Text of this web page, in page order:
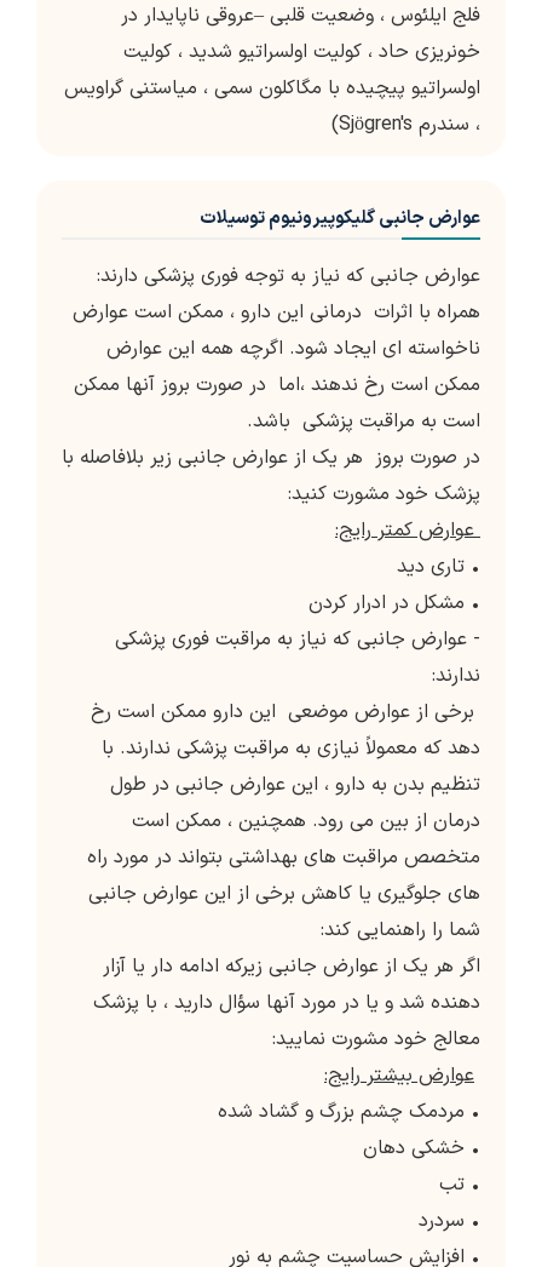
فلج ایلئوس ، وضعیت قلبی –عروقی ناپایدار در
خونریزی حاد ، کولیت اولسراتیو شدید ، کولیت
اولسراتیو پیچیده با مگاکلون سمی ، میاستنی گراویس
، سندرم Sjögren's)
عوارض جانبی گلیکوپیرونیوم توسیلات
عوارض جانبی که نیاز به توجه فوری پزشکی دارند:
همراه با اثرات درمانی این دارو ، ممکن است عوارض
ناخواسته ای ایجاد شود. اگرچه همه این عوارض
ممکن است رخ ندهند ،اما در صورت بروز آنها ممکن
است به مراقبت پزشکی باشد.
در صورت بروز هر یک از عوارض جانبی زیر بلافاصله با
پزشک خود مشورت کنید:
عوارض کمتر رایج:
• تاری دید
• مشکل در ادرار کردن
- عوارض جانبی که نیاز به مراقبت فوری پزشکی
ندارند:
برخی از عوارض موضعی این دارو ممکن است رخ
دهد که معمولاً نیازی به مراقبت پزشکی ندارند. با
تنظیم بدن به دارو ، این عوارض جانبی در طول
درمان از بین می رود. همچنین ، ممکن است
متخصص مراقبت های بهداشتی بتواند در مورد راه
های جلوگیری یا کاهش برخی از این عوارض جانبی
شما را راهنمایی کند:
اگر هر یک از عوارض جانبی زیرکه ادامه دار یا آزار
دهنده شد و یا در مورد آنها سؤال دارید ، با پزشک
معالج خود مشورت نمایید:
عوارض بیشتر رایج:
• مردمک چشم بزرگ و گشاد شده
• خشکی دهان
• تب
• سردرد
• افزایش حساسیت چشم به نور